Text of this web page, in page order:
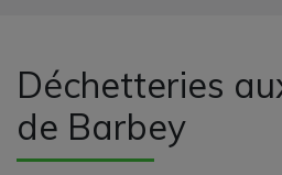
Déchetteries
de Barbey